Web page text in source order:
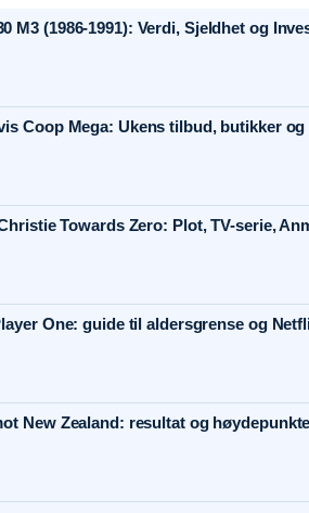
M3 (1986-1991): Verdi, Sjeldhet og
Coop Mega: Ukens tilbud, butikker
Towards Zero: Plot, TV-serie,
One: guide til aldersgrense og
New Zealand: resultat og